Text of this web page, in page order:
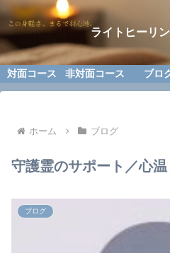
ライトヒーリ
対面コース 非対面コース ブロ
ホーム ブログ
守護霊のサポート／心
ブログ